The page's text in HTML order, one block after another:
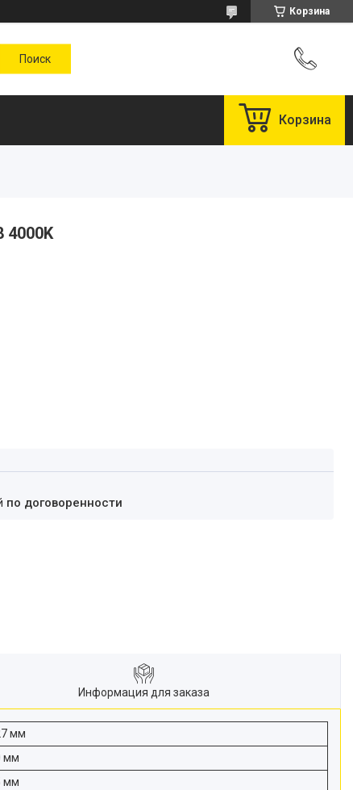
Корзина
Корзина
4000K
по договоренности
Информация для заказа
мм
мм
мм